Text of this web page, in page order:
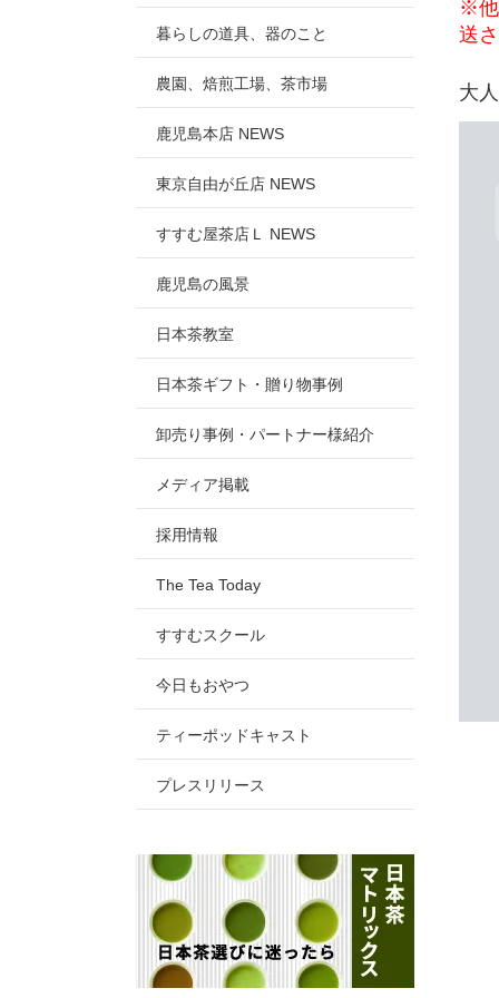
※他
送
大
暮らしの道具、器のこと
農園、焙煎工場、茶市場
鹿児島本店 NEWS
東京自由が丘店 NEWS
すすむ屋茶店Ｌ NEWS
鹿児島の風景
日本茶教室
日本茶ギフト・贈り物事例
卸売り事例・パートナー様紹介
メディア掲載
採用情報
The Tea Today
すすむスクール
今日もおやつ
ティーポッドキャスト
プレスリリース